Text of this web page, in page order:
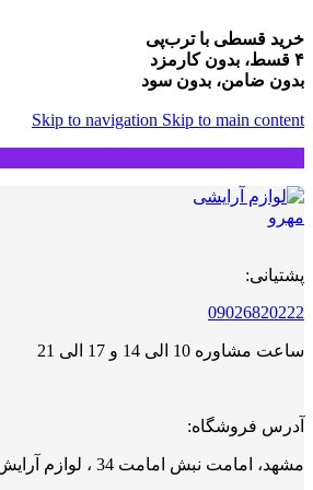
خرید قسطی با ترب‌پی
۴ قسط، بدون کارمزد
بدون ضامن، بدون سود
Skip to navigation Skip to main content
پشتیانی:
09026820222
ساعت مشاوره 10 الی 14 و 17 الی 21
آدرس فروشگاه:
مشهد، امامت نبش امامت 34 ، لوازم آرایش مهرو